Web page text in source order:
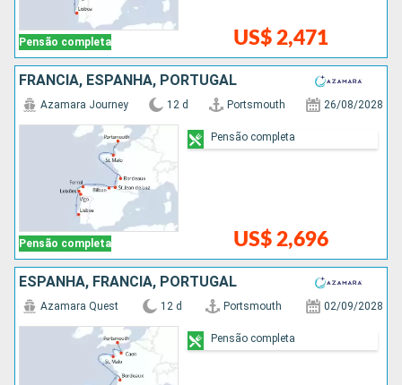
Pensão completa US$ 2,471
FRANCIA, ESPANHA, PORTUGAL
Pensão completa
Azamara Journey 12 d Portsmouth 26/08/2028
US$ 2,696
Pensão completa
ESPANHA, FRANCIA, PORTUGAL
Azamara Quest 12 d Portsmouth 02/09/2028
Pensão completa